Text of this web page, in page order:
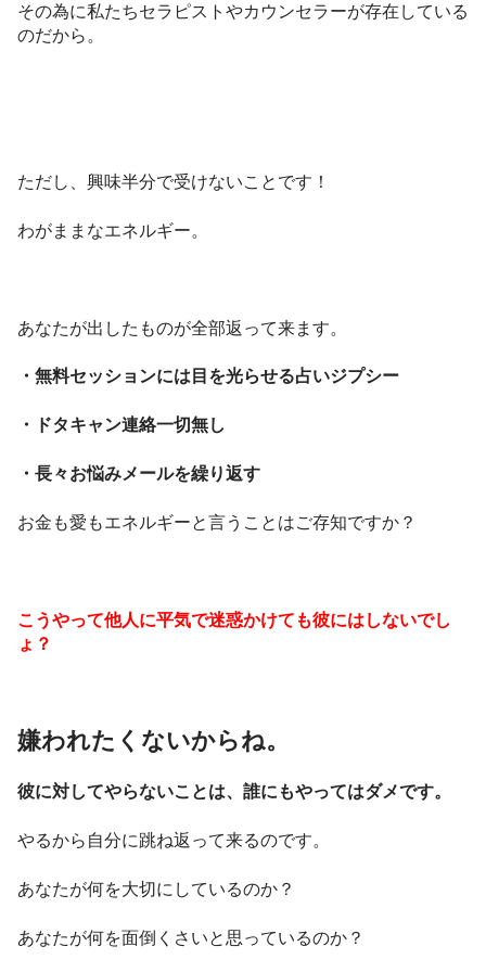
その為に私たちセラピストやカウンセラーが存在している
のだから。
ただし、興味半分で受けないことです！
わがままなエネルギー。
あなたが出したものが全部返って来ます。
・無料セッションには目を光らせる占いジプシー
・ドタキャン連絡一切無し
・長々お悩みメールを繰り返す
お金も愛もエネルギーと言うことはご存知ですか？
こうやって他人に平気で迷惑かけても彼にはしないでし
ょ？
嫌われたくないからね。
彼に対してやらないことは、誰にもやってはダメです。
やるから自分に跳ね返って来るのです。
あなたが何を大切にしているのか？
あなたが何を面倒くさいと思っているのか？